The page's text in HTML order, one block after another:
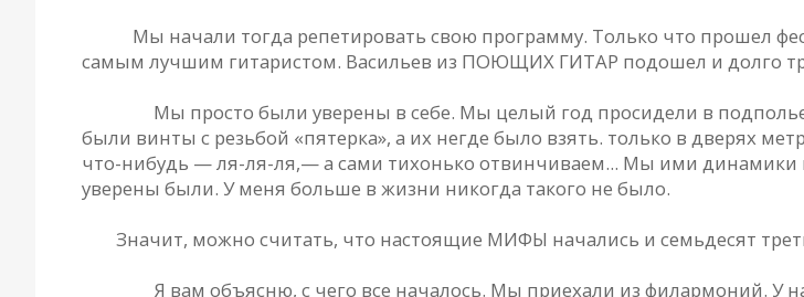
Мы начали тогда репетировать свою программу. Только что прошел
самым лучшим гитаристом. Васильев из ПОЮЩИХ ГИТАР подошел и долго
Мы просто были уверены в себе. Мы целый год просидели в
были винты с резьбой «пятерка», а их негде было взять. только в дверях
что-нибудь — ля-ля-ля,— а сами тихонько отвинчиваем... Мы ими динамики
уверены были. У меня больше в жизни никогда такого не было.
Значит, можно считать, что настоящие МИФЫ начались и семьдесят
Я вам объясню, с чего все началось. Мы приехали из филармоний. У